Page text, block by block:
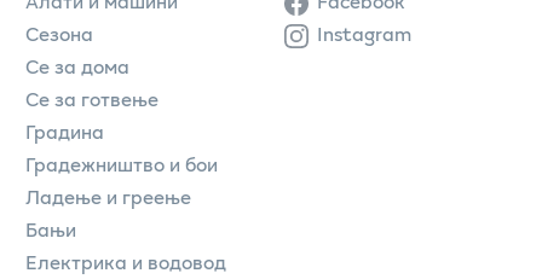
Сезона
Се за дома
Се за готвење
Градина
Градежништво и бои
Ладење и греење
Бањи
Електрика и водовод
Instagram